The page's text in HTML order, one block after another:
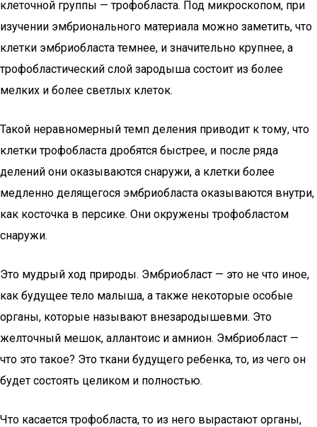
клеточной группы — трофобласта. Под микроскопом, при
изучении эмбрионального материала можно заметить, что
клетки эмбриобласта темнее, и значительно крупнее, а
трофобластический слой зародыша состоит из более
мелких и более светлых клеток.
Такой неравномерный темп деления приводит к тому, что
клетки трофобласта дробятся быстрее, и после ряда
делений они оказываются снаружи, а клетки более
медленно делящегося эмбриобласта оказываются внутри,
как косточка в персике. Они окружены трофобластом
снаружи.
Это мудрый ход природы. Эмбриобласт — это не что иное,
как будущее тело малыша, а также некоторые особые
органы, которые называют внезародышевми. Это
желточный мешок, аллантоис и амнион. Эмбриобласт —
что это такое? Это ткани будущего ребенка, то, из чего он
будет состоять целиком и полностью.
Что касается трофобласта, то из него вырастают органы,